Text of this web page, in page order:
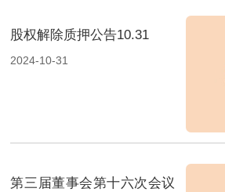
股权解除质押公告10.31
2024-10-31
第三届董事会第十六次会议